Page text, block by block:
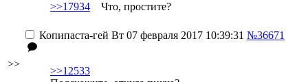
>>17934 Что, простите?
>>
Копипаста-гей Вт 07 февраля 2017 10:39:31 №36671
>>12533